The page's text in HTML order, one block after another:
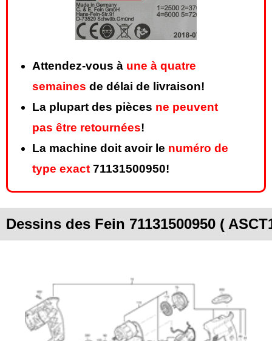
Attendez-vous à une à quatre
semaines de délai de livraison!
La plupart des pièces ne peuvent
pas être retournées!
La machine doit avoir le numéro de
type exact 71131500950!
Dessins des Fein 71131500950 (